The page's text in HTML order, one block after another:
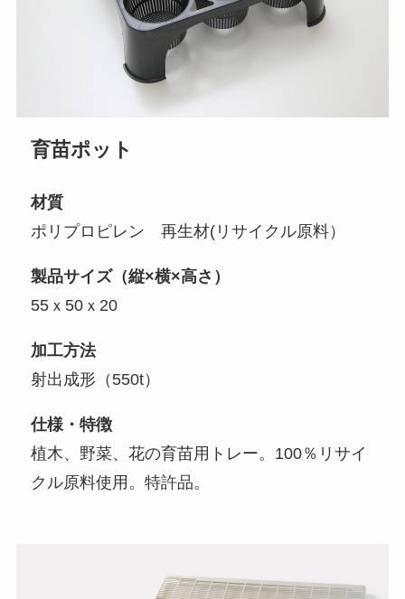
育苗ポット
材質
ポリプロピレン 再生材(リサイクル原料）
製品サイズ（縦×横×高さ）
55ｘ50ｘ20
加工方法
射出成形（550t）
仕様・特徴
植木、野菜、花の育苗用トレー。100％リサイ
クル原料使用。特許品。